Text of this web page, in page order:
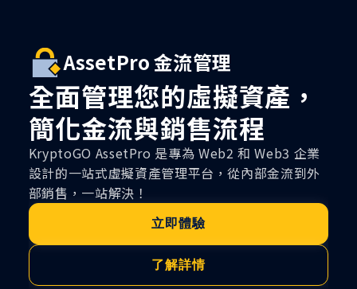
AssetPro 金流管理
全面管理您的虛擬資產，
簡化金流與銷售流程
KryptoGO AssetPro 是專為 Web2 和 Web3 企業
設計的一站式虛擬資產管理平台，從內部金流到外
部銷售，一站解決！
立即體驗
了解詳情